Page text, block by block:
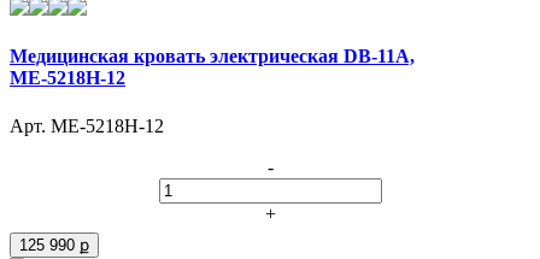
Медицинская кровать электрическая DB-11А,
МЕ-5218Н-12
Арт. МЕ-5218Н-12
-
+
125 990 ք